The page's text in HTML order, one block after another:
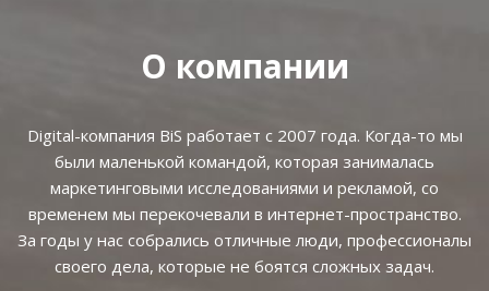
О компании
Digital-компания BiS работает с 2007 года. Когда-то мы
были маленькой командой, которая занималась
маркетинговыми исследованиями и рекламой, со
временем мы перекочевали в интернет-пространство.
За годы у нас собрались отличные люди, профессионалы
своего дела, которые не боятся сложных задач.